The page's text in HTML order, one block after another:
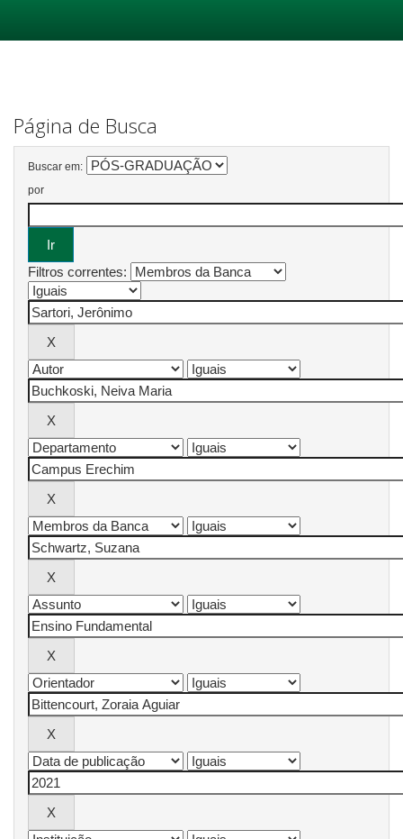
Página de Busca
Buscar em:
por
Filtros correntes: